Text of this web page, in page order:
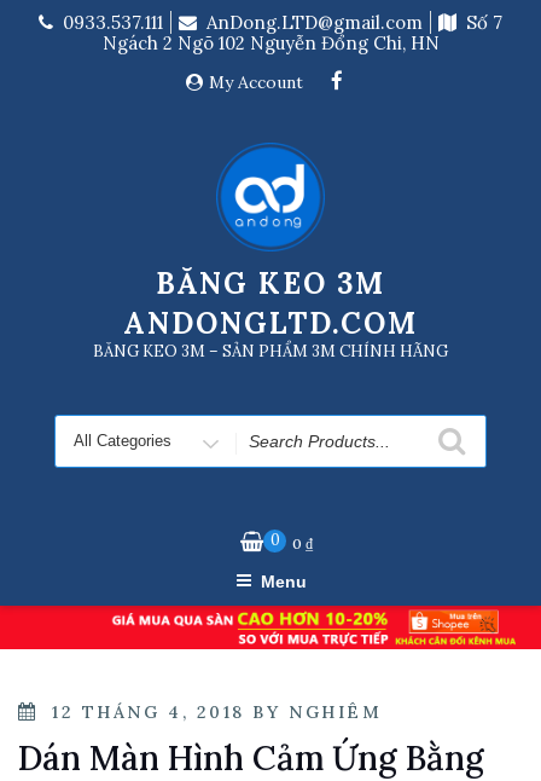
0933.537.111 AnDong.LTD@gmail.com
Số 7
Ngách 2 Ngõ 102 Nguyễn Đổng Chi, HN
My Account
BĂNG KEO 3M
ANDONGLTD.COM
BĂNG KEO 3M – SẢN PHẨM 3M CHÍNH HÃNG
Search
for
0 0₫
Menu
POSTED
12 THÁNG 4, 2018 BY NGHIÊM
Dán Màn Hình Cảm Ứng Bằng